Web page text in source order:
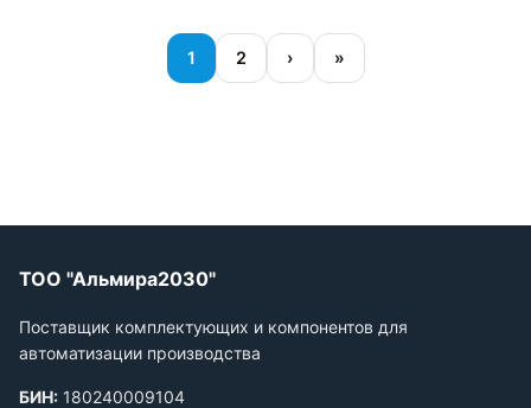
1 2 › »
ТОО "Альмира2030"
Поставщик комплектующих и компонентов для
автоматизации производства
БИН: 180240009104